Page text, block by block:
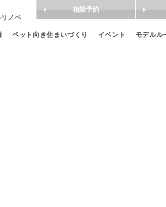
ノベ
ペット向き住まいづくり イベント モデルル
相談予約